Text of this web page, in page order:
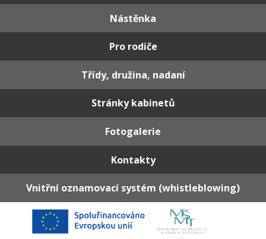
Nástěnka
Pro rodiče
Třídy, družina, nadaní
Stránky kabinetů
Fotogalerie
Kontakty
Vnitřní oznamovací systém (whistleblowing)